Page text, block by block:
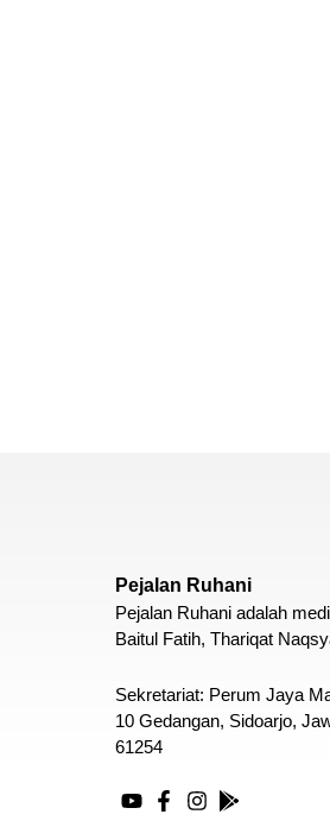
Pejalan Ruhani
Pejalan Ruhani adalah
Baitul Fatih, Thariqat
Sekretariat: Perum Jaya
10 Gedangan, Sidoarjo,
61254